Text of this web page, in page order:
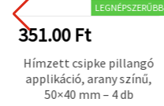
LEGNÉPSZERŰBB
351.00 Ft
Hímzett csipke pillangó
applikáció, arany színű,
50×40 mm – 4 db